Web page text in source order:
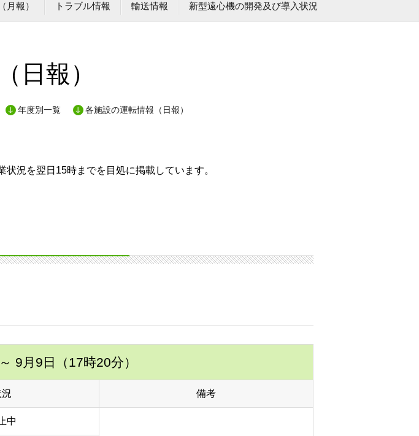
月報） トラブル情報 輸送情報 新型遠心機の開発及び導入状況
日報）
年度別一覧 各施設の運転情報（日報）
況を翌日15時までを目処に掲載しています。
～ 9月9日（17時20分）
備考
中